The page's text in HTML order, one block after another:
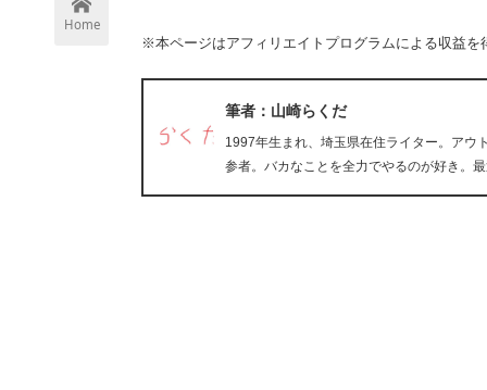
Home
※本ページはアフィリエイトプログラムによる収益を
筆者：山崎らくだ
1997年生まれ、埼玉県在住ライター。アウ
参者。バカなことを全力でやるのが好き。